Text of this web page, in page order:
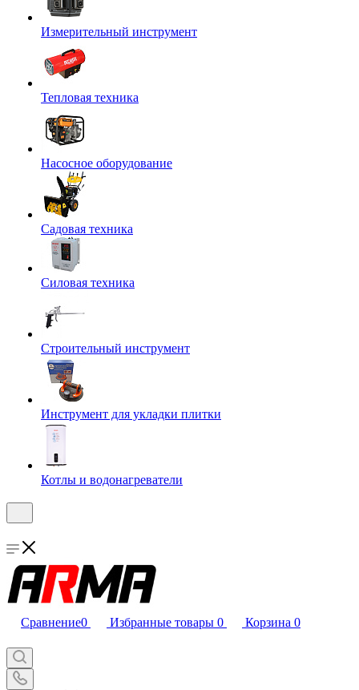
Измерительный инструмент
Тепловая техника
Насосное оборудование
Садовая техника
Силовая техника
Строительный инструмент
Инструмент для укладки плитки
Котлы и водонагреватели
Сравнение0 Избранные товары 0 Корзина 0